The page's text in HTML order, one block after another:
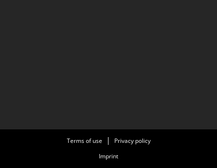
Terms of use
Privacy policy
Imprint